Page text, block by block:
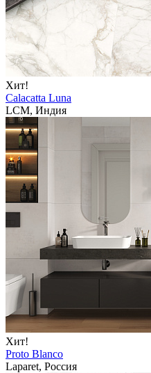
Хит!
Calacatta Luna
LCM, Индия
Хит!
Proto Blanco
Laparet, Россия